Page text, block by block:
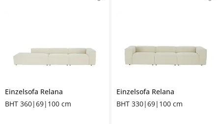
Einzelsofa Relana
BHT 360|69|100 cm
Einzelsofa Relana
BHT 330|69|100 cm